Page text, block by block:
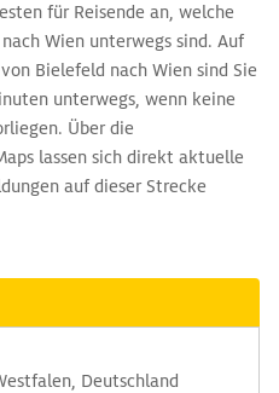
für Reisende an, welche
Wien unterwegs sind. Auf
Bielefeld nach Wien sind Sie
unterwegs, wenn keine
Über die
lassen sich direkt aktuelle
auf dieser Strecke
Deutschland